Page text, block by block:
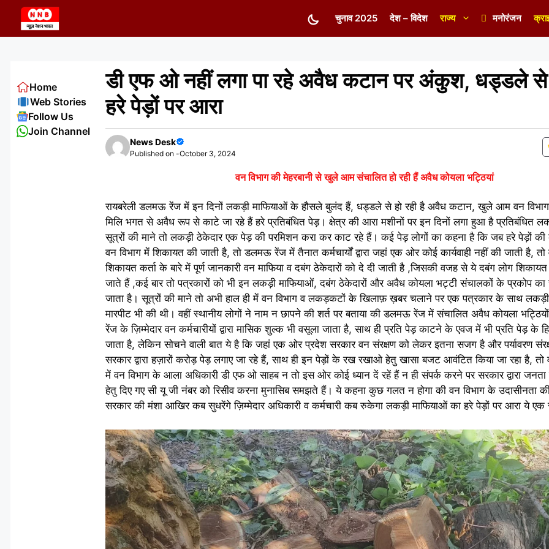
content
चुनाव 2025 देश – विदेश राज्य मनोरंजन
डी एफ ओ नहीं लगा पा रहे अवैध कटान पर अंकुश, धड्डले से
हरे पेड़ों पर आरा
News Desk
Published on -October 3, 2024
वन विभाग की मेहरबानी से खुले आम संचालित हो रही हैं अवैध कोयला भट्ठियां
रायबरेली डलमऊ रेंज में इन दिनों लकड़ी माफियाओं के हौसले बुलंद हैं, धड्डले से हो रही है अवैध कटान, खुले आम वन विभाग
मिलि भगत से अवैध रूप से काटे जा रहे हैं हरे प्रतिबंधित पेड़। क्षेत्र की आरा मशीनों पर इन दिनों लगा हुआ है प्रतिबंधित
सूत्रों की माने तो लकड़ी ठेकेदार एक पेड़ की परमिशन करा कर काट रहे हैं। कई पेड़ लोगों का कहना है कि जब हरे पेड़ों
वन विभाग में शिकायत की जाती है, तो डलमऊ रेंज में तैनात कर्मचार्यों द्वारा जहां एक ओर कोई कार्यवाही नहीं की जाती है,
शिकायत कर्ता के बारे में पूर्ण जानकारी वन माफिया व दबंग ठेकेदारों को दे दी जाती है ,जिसकी वजह से ये दबंग लोग शिकायत
जाते हैं ,कई बार तो पत्रकारों को भी इन लकड़ी माफियाओं, दबंग ठेकेदारों और अवैध कोयला भट्टी संचालकों के प्रकोप का
जाता है। सूत्रों की माने तो अभी हाल ही में वन विभाग व लकड़कटों के खिलाफ़ ख़बर चलाने पर एक पत्रकार के साथ
मारपीट भी की थी। वहीं स्थानीय लोगों ने नाम न छापने की शर्त पर बताया की डलमऊ रेंज में संचालित अवैध कोयला
रेंज के ज़िम्मेदार वन कर्मचारीयों द्वारा मासिक शुल्क भी वसूला जाता है, साथ ही प्रति पेड़ काटने के एवज में भी प्रति पेड़ के
जाता है, लेकिन सोचने वाली बात ये है कि जहां एक ओर प्रदेश सरकार वन संरक्षण को लेकर इतना सजग है और पर्यावरण
सरकार द्वारा हज़ारों करोड़ पेड़ लगाए जा रहे हैं, साथ ही इन पेड़ों के रख रखाओ हेतु खासा बजट आवंटित किया जा रहा है,
में वन विभाग के आला अधिकारी डी एफ ओ साहब न तो इस ओर कोई ध्यान दें रहें हैं न ही संपर्क करने पर सरकार द्वारा
हेतु दिए गए सी यू जी नंबर को रिसीव करना मुनासिब समझते हैं। ये कहना कुछ गलत न होगा की वन विभाग के उदासीनता
सरकार की मंशा आखिर कब सुधरेंगे ज़िम्मेदार अधिकारी व कर्मचारी कब रुकेगा लकड़ी माफियाओं का हरे पेड़ों पर आरा ये एक
Home
Web Stories
Follow Us
Join Channel